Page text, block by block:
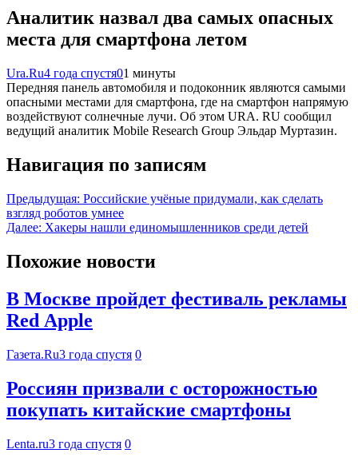
Аналитик назвал два самых опасных
места для смартфона летом
Ura.Ru4 года спустя01 минуты
Передняя панель автомобиля и подоконник являются самыми
опасными местами для смартфона, где на смартфон напрямую
воздействуют солнечные лучи. Об этом URA. RU сообщил
ведущий аналитик Mobile Research Group Эльдар Муртазин.
Навигация по записям
Предыдущая: Российские учёные придумали, как сделать
взгляд роботов умнее
Далее: Хакеры нашли единомышленников среди детей
Похожие новости
В Москве пройдет фестиваль рекламы
Red Apple
Газета.Ru3 года спустя 0
Россиян призвали с осторожностью
покупать китайские смартфоны
Lenta.ru3 года спустя 0